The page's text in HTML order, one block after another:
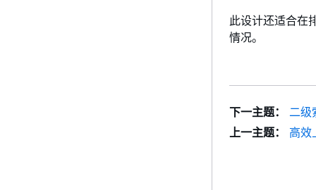
此设计还适合在
情况。
下一主题：
二级
上一主题：
高效